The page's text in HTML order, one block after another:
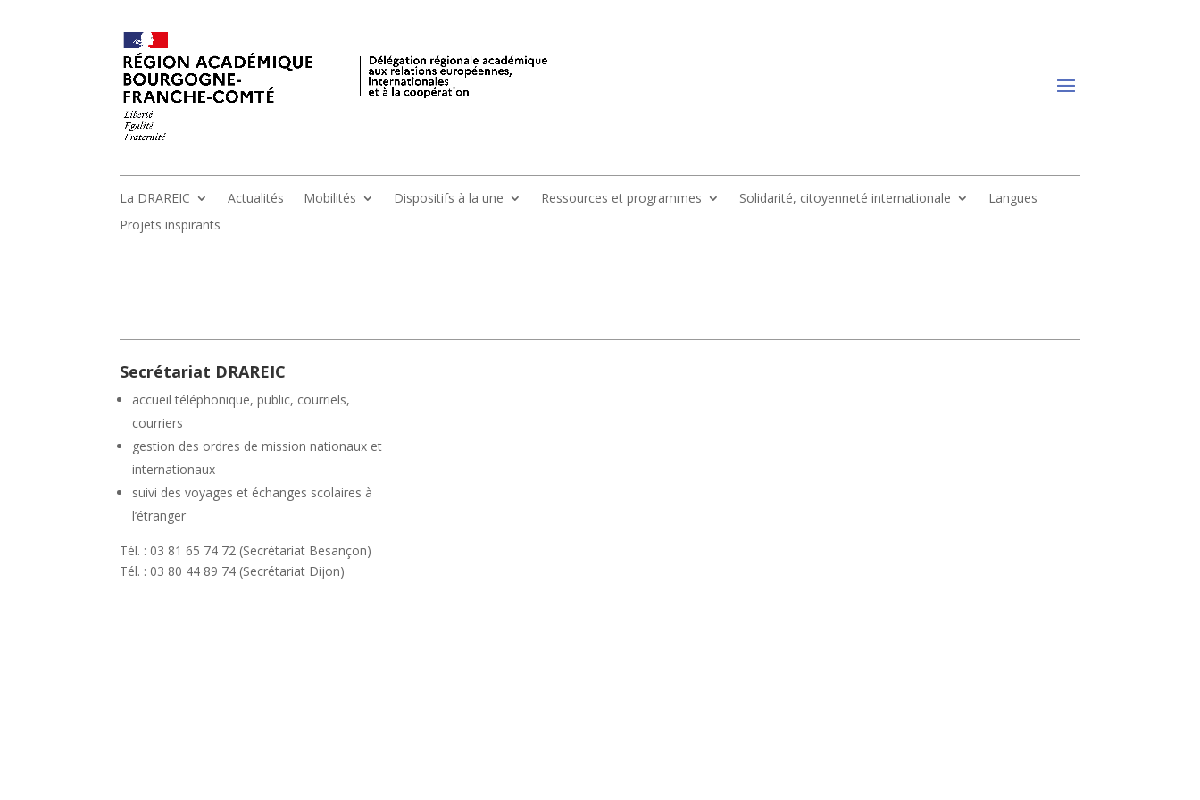
La DRAREIC Actualités Mobilités Dispositifs à la une Ressources et programmes Solidarité, citoyenneté internationale
Langues
Projets inspirants
Secrétariat DRAREIC
accueil téléphonique, public, courriels,
courriers
gestion des ordres de mission nationaux et
internationaux
suivi des voyages et échanges scolaires à
l’étranger
Tél. : 03 81 65 74 72 (Secrétariat Besançon)
Tél. : 03 80 44 89 74 (Secrétariat Dijon)